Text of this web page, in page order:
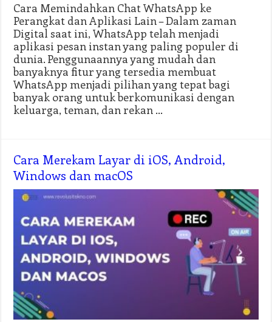
Cara Memindahkan Chat WhatsApp ke
Perangkat dan Aplikasi Lain – Dalam zaman
Digital saat ini, WhatsApp telah menjadi
aplikasi pesan instan yang paling populer di
dunia. Penggunaannya yang mudah dan
banyaknya fitur yang tersedia membuat
WhatsApp menjadi pilihan yang tepat bagi
banyak orang untuk berkomunikasi dengan
keluarga, teman, dan rekan …
Cara Merekam Layar di iOS, Android,
Windows dan macOS